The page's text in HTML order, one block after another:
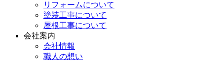
リフォームについて
塗装工事について
屋根工事について
会社案内
会社情報
職人の想い